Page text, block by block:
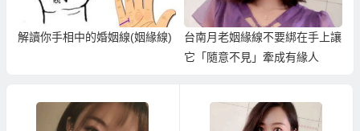
解讀你手相中的婚姻線(姻緣線)
台南月老姻緣線不要綁在手上讓
它「隨意不見」牽成有緣人